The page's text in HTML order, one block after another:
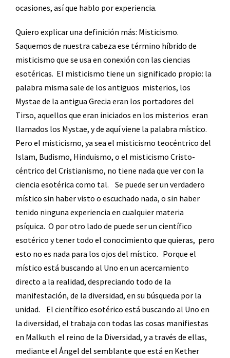
ocasiones, así que hablo por experiencia.
Quiero explicar una definición más: Misticismo.
Saquemos de nuestra cabeza ese término híbrido de
misticismo que se usa en conexión con las ciencias
esotéricas. El misticismo tiene un significado propio: la
palabra misma sale de los antiguos misterios, los
Mystae de la antigua Grecia eran los portadores del
Tirso, aquellos que eran iniciados en los misterios eran
llamados los Mystae, y de aquí viene la palabra místico.
Pero el misticismo, ya sea el misticismo teocéntrico del
Islam, Budismo, Hinduismo, o el misticismo Cristo-
céntrico del Cristianismo, no tiene nada que ver con la
ciencia esotérica como tal.
Se puede ser un verdadero
místico sin haber visto o escuchado nada, o sin haber
tenido ninguna experiencia en cualquier materia
psíquica. O por otro lado de puede ser un científico
esotérico y tener todo el conocimiento que quieras, pero
esto no es nada para los ojos del místico. Porque el
místico está buscando al Uno en un acercamiento
directo a la realidad, despreciando todo de la
manifestación, de la diversidad, en su búsqueda por la
unidad.
El científico esotérico está buscando al Uno en
la diversidad, el trabaja con todas las cosas manifiestas
en Malkuth el reino de la Diversidad, y a través de ellas,
mediante el Ángel del semblante que está en Kether